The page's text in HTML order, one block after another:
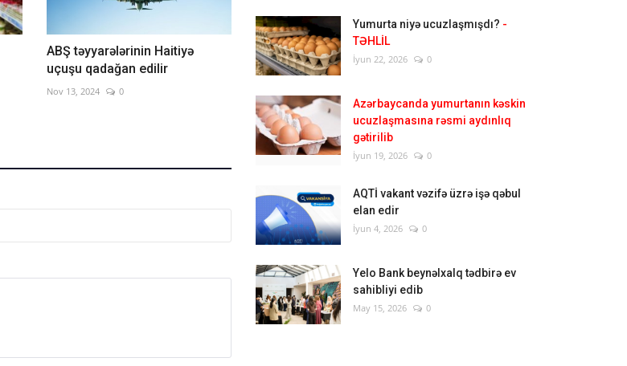
ABŞ təyyarələrinin Haitiyə
uçuşu qadağan edilir
Nov 13, 2024 0
Yumurta niyə ucuzlaşmışdı? -
TƏHLİL
İyun 22, 2026 0
Azərbaycanda yumurtanın kəskin
ucuzlaşmasına rəsmi aydınlıq
gətirilib
İyun 19, 2026 0
AQTİ vakant vəzifə üzrə işə qəbul
elan edir
İyun 4, 2026 0
Yelo Bank beynəlxalq tədbirə ev
sahibliyi edib
May 15, 2026 0